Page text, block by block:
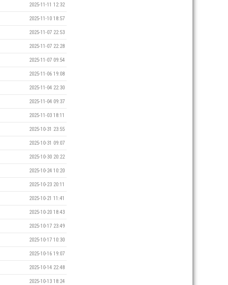
2025-11-11 12:32
2025-11-10 18:57
2025-11-07 22:53
2025-11-07 22:28
2025-11-07 09:54
2025-11-06 19:08
2025-11-04 22:30
2025-11-04 09:37
2025-11-03 18:11
2025-10-31 23:55
2025-10-31 09:07
2025-10-30 20:22
2025-10-24 10:20
2025-10-23 20:11
2025-10-21 11:41
2025-10-20 18:43
2025-10-17 23:49
2025-10-17 10:30
2025-10-16 19:07
2025-10-14 22:48
2025-10-13 18:24